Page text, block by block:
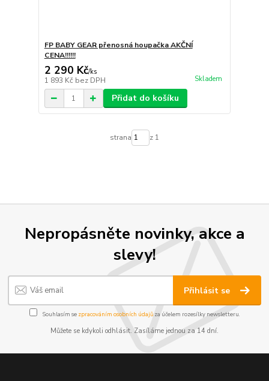
FP BABY GEAR přenosná houpačka AKČNÍ
CENA!!!!!!
2 290 Kč/ks
1 893 Kč bez DPH Skladem
Přidat do košíku
strana z 1
Nepropásněte novinky, akce a
slevy!
Přihlásit se
Souhlasím se zpracováním osobních údajůza účelem rozesílky newsletteru.
Můžete se kdykoli odhlásit. Zasíláme jednou za 14 dní.